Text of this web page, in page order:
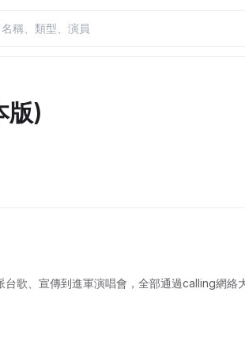
版)
歌、宣傳到進軍演唱會，全部通過calling網